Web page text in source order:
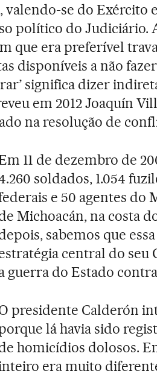
valendo-se do Exército
político do Judiciário.
que era preferível
disponíveis a não
significa dizer
em 2012 Joaquín
na resolução de
11 de dezembro de
soldados, 1.054
e 50 agentes do
Michoacán, na costa
sabemos que
central do seu
guerra do Estado
presidente Calderón
lá havia sido
homicídios dolosos.
era muito